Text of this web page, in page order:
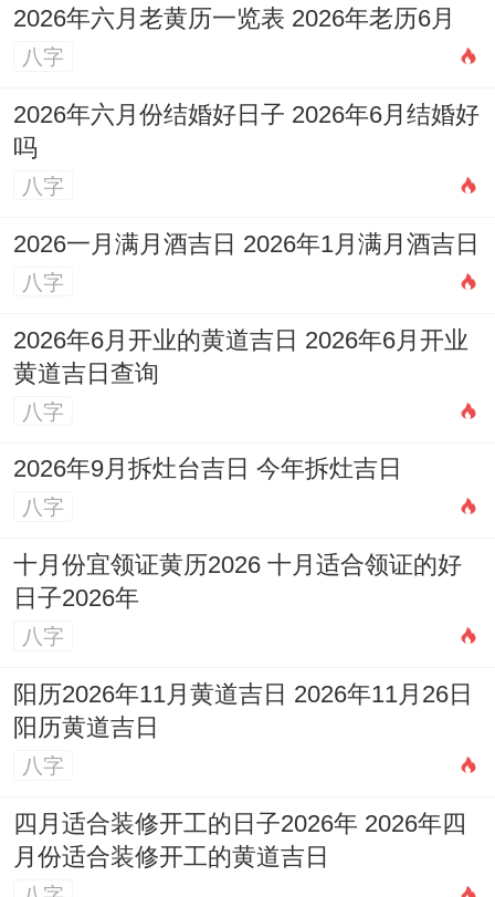
✓附加吉兆:种植花卉、沐浴更衣- ✗首要规
修剪指甲（民俗认为损福缘） -财位:西南
（宜悬挂【铜钱结）】
时:15：00-17:00（申时金气充盈 -稳固家
民俗寓意：2025年「三煞位」居南方,动土
易冲撞【地母元君】。
现实考量：南方属火；施工扬尘易引发呼吸
道不适，不利新人健康。
忌生肖相冲者主事~命理原则：蛇年出生者
若同当日「冲蛇」吉日犯冲;需避开核心仪
式！
化解方法：可请属猴、牛、鸡的亲友代为执
礼，有了【三合局】缓冲。
气渐盛~不利【阳气凝聚】！
科学详细讲：夜间光线不足易让人...家具摆
2026年六月老黄历一览表 2026年老历6月
八字
2026年六月份结婚好日子 2026年6月结婚好
吗
八字
2026一月满月酒吉日 2026年1月满月酒吉日
八字
2026年6月开业的黄道吉日 2026年6月开业
黄道吉日查询
八字
2026年9月拆灶台吉日 今年拆灶吉日
八字
十月份宜领证黄历2026 十月适合领证的好
日子2026年
八字
阳历2026年11月黄道吉日 2026年11月26日
阳历黄道吉日
八字
四月适合装修开工的日子2026年 2026年四
月份适合装修开工的黄道吉日